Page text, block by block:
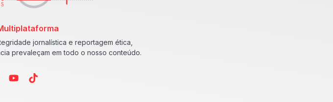
jornalística e reportagem ética,
prevaleçam em todo o nosso conteúdo.